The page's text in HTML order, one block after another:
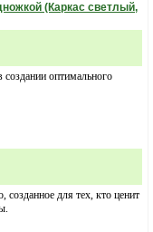
(Каркас светлый,
оптимального
для тех, кто ценит